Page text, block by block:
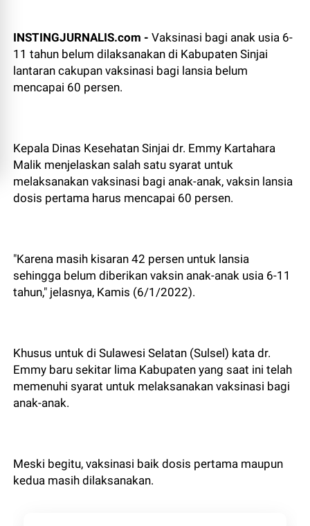
INSTINGJURNALIS.com -Vaksinasi bagi anak usia 6-
11 tahun belum dilaksanakan di Kabupaten Sinjai
lantaran cakupan vaksinasi bagi lansia belum
mencapai 60 persen.
Kepala Dinas Kesehatan Sinjai dr. Emmy Kartahara
Malik menjelaskan salah satu syarat untuk
melaksanakan vaksinasi bagi anak-anak, vaksin lansia
dosis pertama harus mencapai 60 persen.
"Karena masih kisaran 42 persen untuk lansia
sehingga belum diberikan vaksin anak-anak usia 6-11
tahun," jelasnya, Kamis (6/1/2022).
Khusus untuk di Sulawesi Selatan (Sulsel) kata dr.
Emmy baru sekitar lima Kabupaten yang saat ini telah
memenuhi syarat untuk melaksanakan vaksinasi bagi
anak-anak.
Meski begitu, vaksinasi baik dosis pertama maupun
kedua masih dilaksanakan.